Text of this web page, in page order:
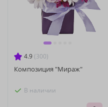
4.9 (300)
Композиция "Мираж"
В наличии